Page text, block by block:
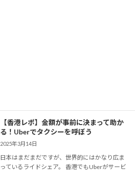
【香港レポ】金額が事前に決まって助か
る！Uberでタクシーを呼ぼう
2025年3月14日
日本はまだまだですが、世界的にはかなり広ま
っているライドシェア。 香港でもUberがサービ